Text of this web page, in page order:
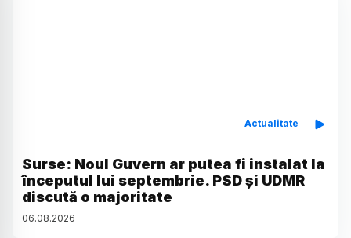
Actualitate
Surse: Noul Guvern ar putea fi instalat la
începutul lui septembrie. PSD și UDMR
discută o majoritate
06.08.2026